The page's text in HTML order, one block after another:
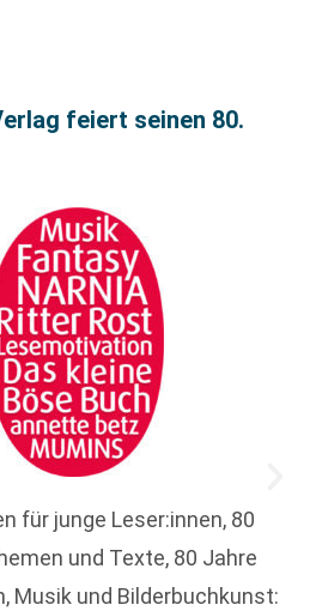
feiert seinen 80.
für junge Leser:innen, 80
und Texte, 80 Jahre
Musik und Bilderbuchkunst: